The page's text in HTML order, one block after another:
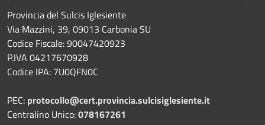
Provincia del Sulcis Iglesiente
Via Mazzini, 39, 09013 Carbonia SU
Codice Fiscale: 90047420923
P.IVA 04217670928
Codice IPA: 7U0QFN0C
PEC: protocollo@cert.provincia.sulcisiglesiente.it
Centralino Unico:078167261